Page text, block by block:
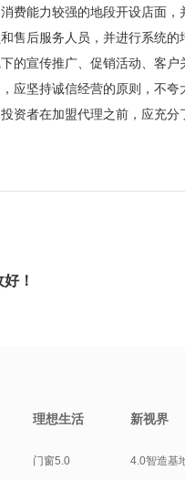
能力较强的地段开设店面，
后服务人员，并进行系统的
宣传推广、促销活动、客户
坚持诚信经营的原则，不夸
者在加盟代理之前，应充分
！
理想生活
门窗5.0
新视界
4.0智造基